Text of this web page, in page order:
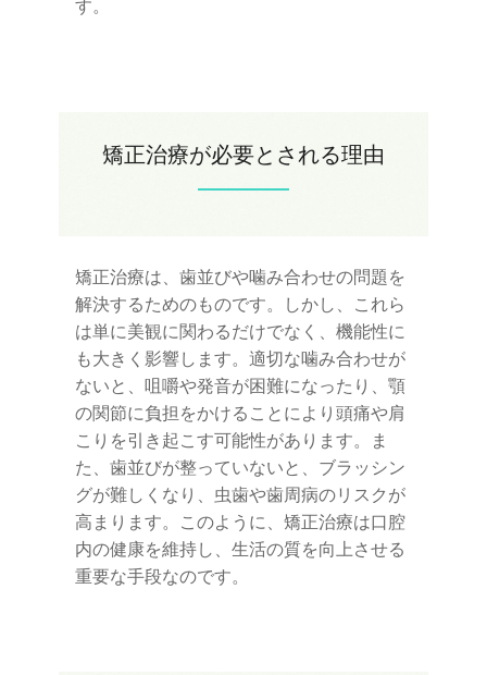
す。
矯正治療が必要とされる理由
矯正治療は、歯並びや噛み合わせの問題を
解決するためのものです。しかし、これら
は単に美観に関わるだけでなく、機能性に
も大きく影響します。適切な噛み合わせが
ないと、咀嚼や発音が困難になったり、顎
の関節に負担をかけることにより頭痛や肩
こりを引き起こす可能性があります。ま
た、歯並びが整っていないと、ブラッシン
グが難しくなり、虫歯や歯周病のリスクが
高まります。このように、矯正治療は口腔
内の健康を維持し、生活の質を向上させる
重要な手段なのです。